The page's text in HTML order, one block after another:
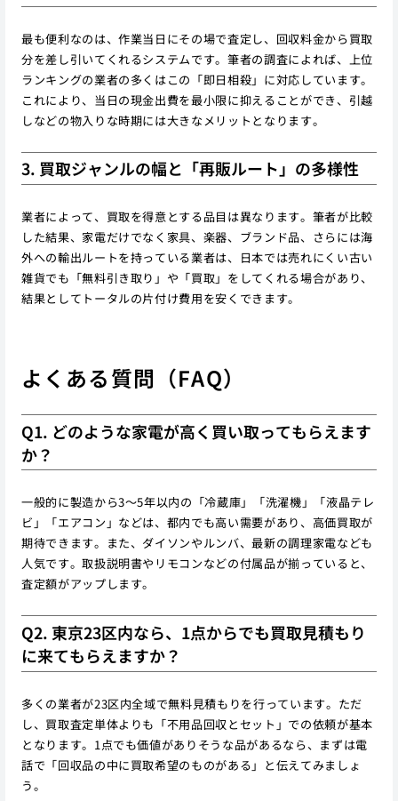
最も便利なのは、作業当日にその場で査定し、回収料金から買取
分を差し引いてくれるシステムです。筆者の調査によれば、上位
ランキングの業者の多くはこの「即日相殺」に対応しています。
これにより、当日の現金出費を最小限に抑えることができ、引越
しなどの物入りな時期には大きなメリットとなります。
3. 買取ジャンルの幅と「再販ルート」の多様性
業者によって、買取を得意とする品目は異なります。筆者が比較
した結果、家電だけでなく家具、楽器、ブランド品、さらには海
外への輸出ルートを持っている業者は、日本では売れにくい古い
雑貨でも「無料引き取り」や「買取」をしてくれる場合があり、
結果としてトータルの片付け費用を安くできます。
よくある質問（FAQ）
Q1. どのような家電が高く買い取ってもらえます
か？
一般的に製造から3〜5年以内の「冷蔵庫」「洗濯機」「液晶テレ
ビ」「エアコン」などは、都内でも高い需要があり、高価買取が
期待できます。また、ダイソンやルンバ、最新の調理家電なども
人気です。取扱説明書やリモコンなどの付属品が揃っていると、
査定額がアップします。
Q2. 東京23区内なら、1点からでも買取見積もり
に来てもらえますか？
多くの業者が23区内全域で無料見積もりを行っています。ただ
し、買取査定単体よりも「不用品回収とセット」での依頼が基本
となります。1点でも価値がありそうな品があるなら、まずは電
話で「回収品の中に買取希望のものがある」と伝えてみましょ
う。